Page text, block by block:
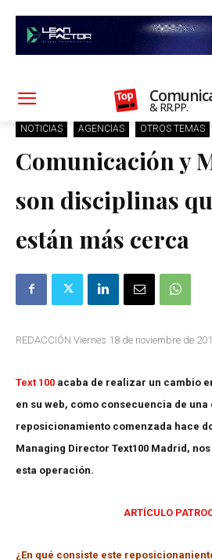
& RR.PP.
NOTICIAS AGENCIAS OTROS TEMAS
Comunicación y
son disciplinas
están más cerca
REDACCIÓN Viernes 18 de noviembre de
Text 100 acaba de realizar un cambio
en su web, como consecuencia de una
reposicionamiento comenzada hace
Managing Director Text100 Madrid,
esta operación.
ARTÍCULO
¿En qué consiste este